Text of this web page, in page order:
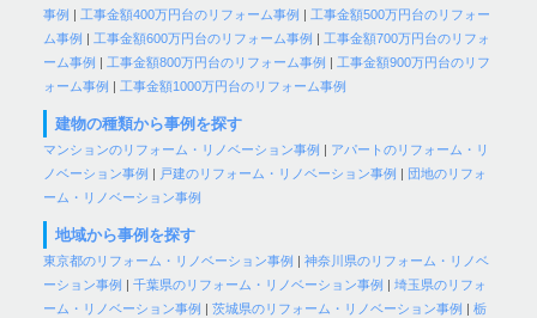
事例
工事金額400万円台のリフォーム事例
工事金額500万円台のリフォー
ム事例
工事金額600万円台のリフォーム事例
工事金額700万円台のリフォ
ーム事例
工事金額800万円台のリフォーム事例
工事金額900万円台のリフ
ォーム事例
工事金額1000万円台のリフォーム事例
建物の種類から事例を探す
マンションのリフォーム・リノベーション事例
アパートのリフォーム・リ
ノベーション事例
戸建のリフォーム・リノベーション事例
団地のリフォ
ーム・リノベーション事例
地域から事例を探す
東京都のリフォーム・リノベーション事例 |神奈川県のリフォーム・リノベ
ーション事例
|千葉県のリフォーム・リノベーション事例 |埼玉県のリフォ
ーム・リノベーション事例
|茨城県のリフォーム・リノベーション事例 |栃